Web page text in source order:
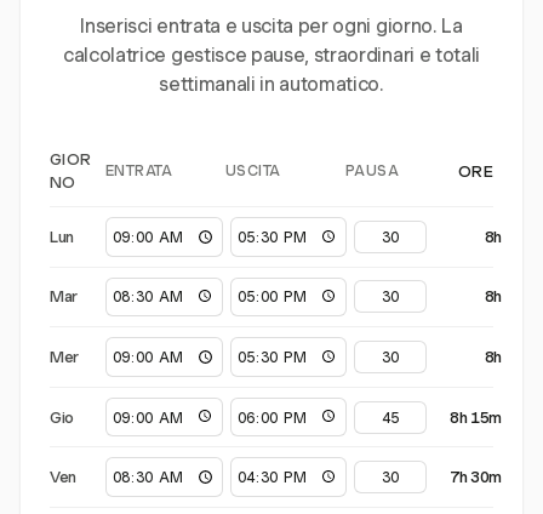
Inserisci entrata e uscita per ogni giorno. La
calcolatrice gestisce pause, straordinari e totali
settimanali in automatico.
GIOR
NO
ENTRATA USCITA PAUSA ORE
Lun 8h
Mar 8h
Mer 8h
Gio 8h 15m
Ven 7h 30m